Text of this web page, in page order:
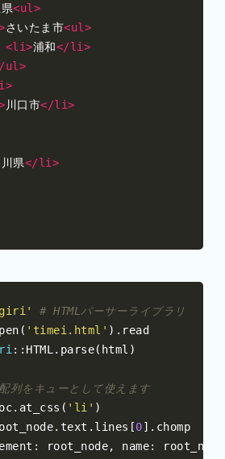
<ul>
さいたま市<ul>
<li>浦和</li>
ul>
川口市</li>
県</li>
# HTMLパーサーライブラリ
( 'timei.html' ). read
:: HTML . parse( html )
列をキューとして使えます
. at_css ( 'li' )
. text . lines [0]. chomp
: root_node, name: